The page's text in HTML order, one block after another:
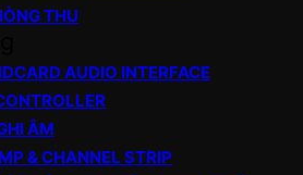
THU
AUDIO INTERFACE
ÂM
& CHANNEL STRIP